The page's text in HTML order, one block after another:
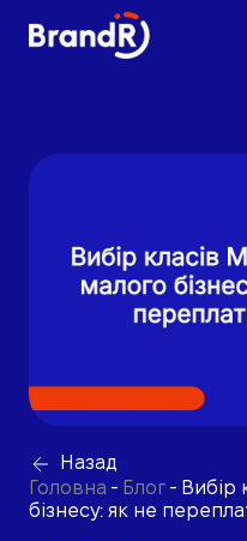
Назад
Головна - Блог - Вибір
бізнесу: як не